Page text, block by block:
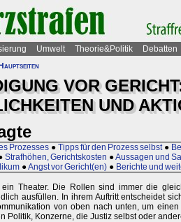
Umwelt Theorie&Politik Debatten
VOR
UND
Prozesses ● Tipps für den Prozess selbst ●
Strafhöhen, Gerichtskosten ●Aussagen und
●Angst vor Gericht(en) ● Berichte und
Theater. Die Rollen sind immer die
ausfüllen. In ihrem Auftritt entscheidet
von oben nach unten, um
Politik, Konzerne, die Justiz selbst oder